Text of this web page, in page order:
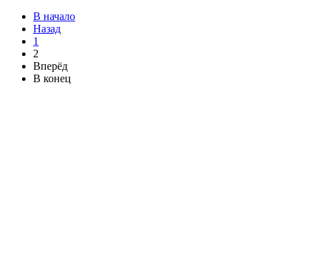
В начало
Назад
1
2
Вперёд
В конец